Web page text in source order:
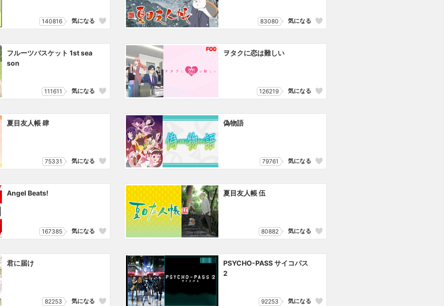
140816 気になる 83080 気になる
フルーツバスケット 1st sea
son
111611 気になる
ヲタクに恋は難しい
126219 気になる
夏目友人帳 肆
75331 気になる
偽物語
79761 気になる
Angel Beats!
167385 気になる
夏目友人帳 伍
80882 気になる
君に届け
82253 気になる
PSYCHO-PASS サイコパス
2
92253 気になる